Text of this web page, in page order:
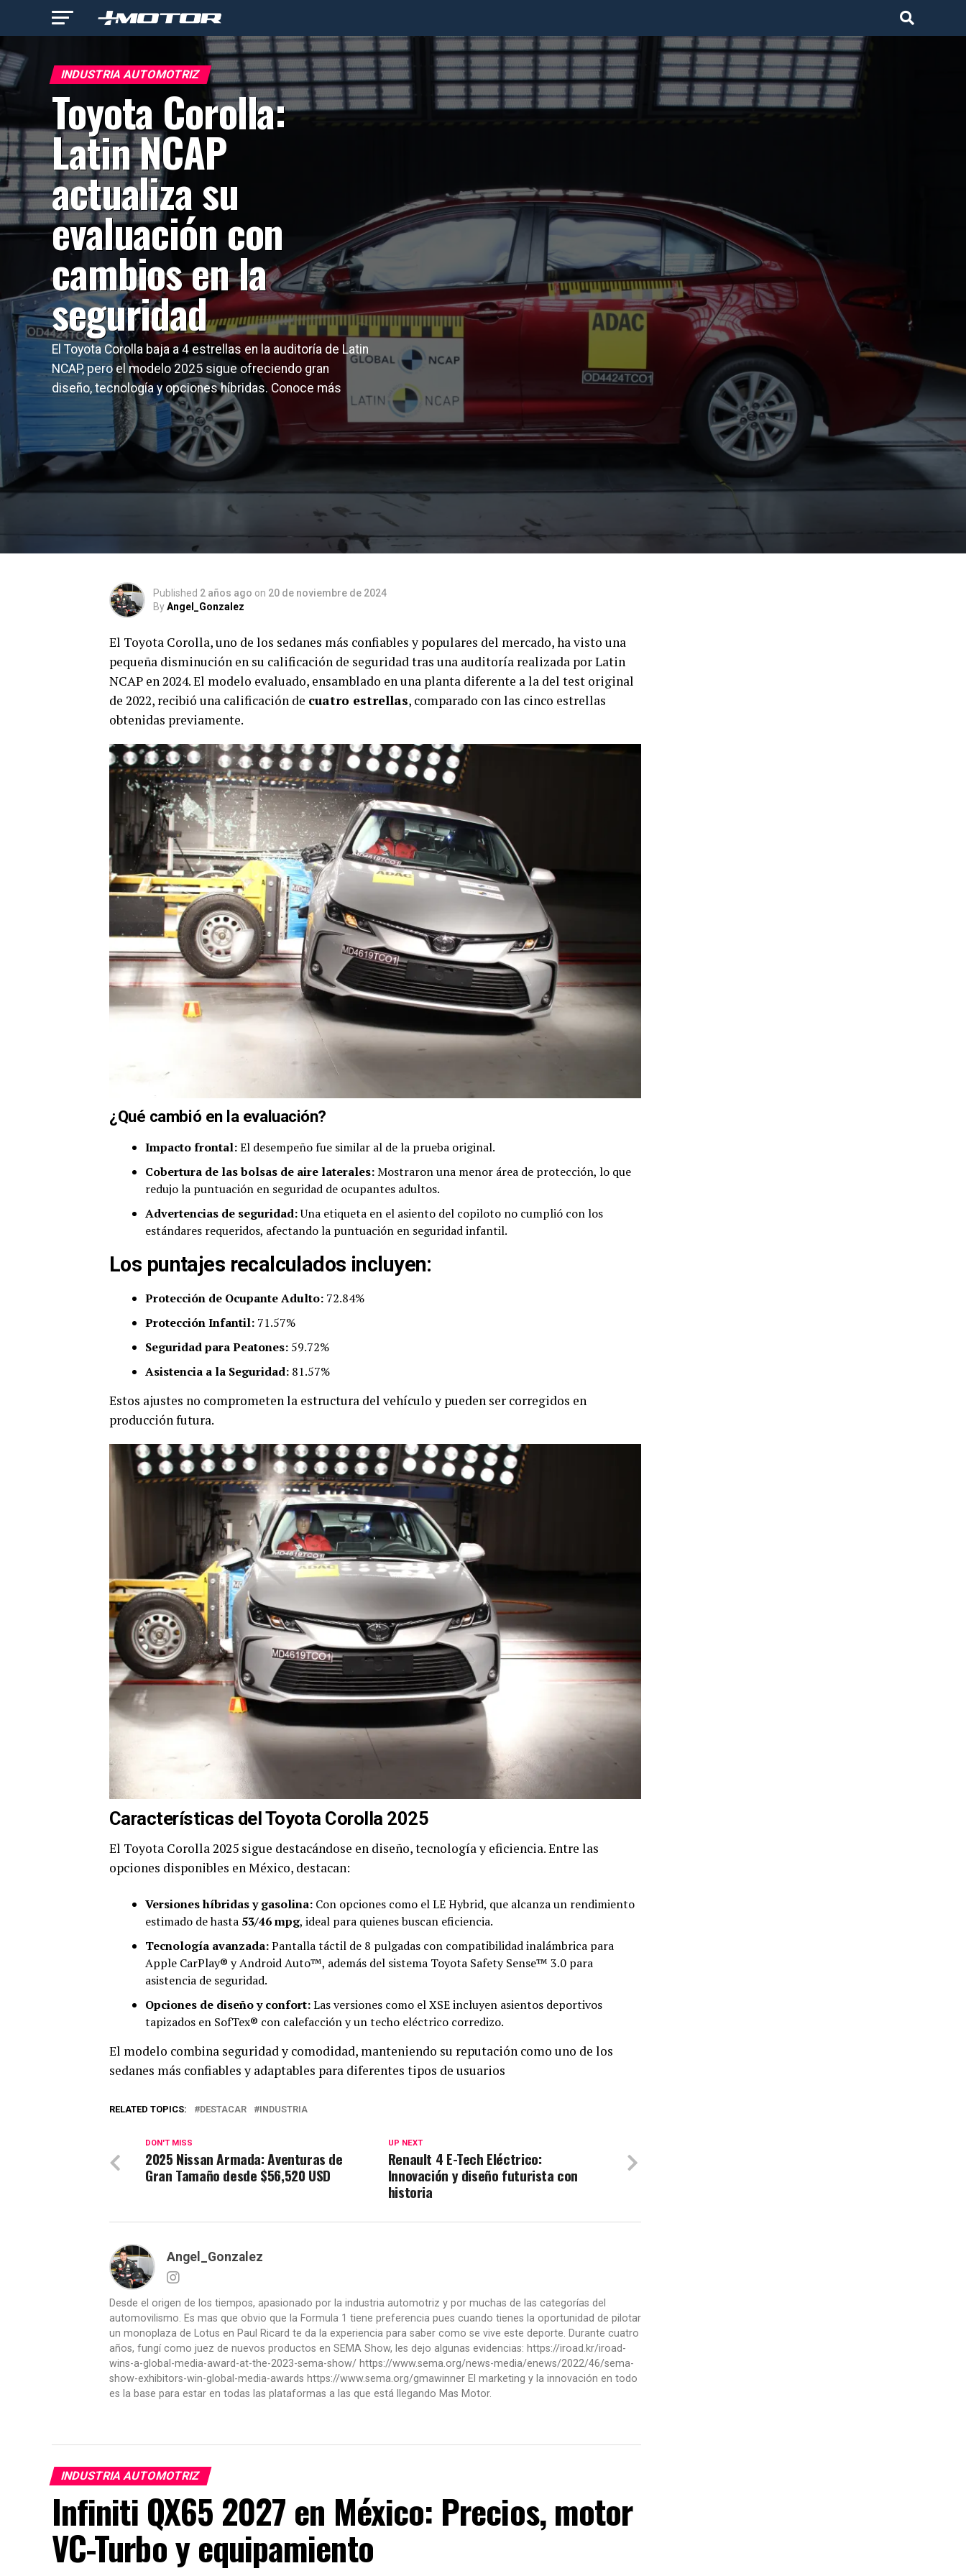
INDUSTRIA AUTOMOTRIZ
Toyota Corolla:
Latin NCAP
actualiza su
evaluación con
cambios en la
seguridad
El Toyota Corolla baja a 4 estrellas en la auditoría de Latin
NCAP, pero el modelo 2025 sigue ofreciendo gran
diseño, tecnología y opciones híbridas. Conoce más
Published 2 años ago on 20 de noviembre de 2024
ByAngel_Gonzalez
El Toyota Corolla, uno de los sedanes más confiables y populares del mercado, ha visto una
pequeña disminución en su calificación de seguridad tras una auditoría realizada por Latin
NCAP en 2024. El modelo evaluado, ensamblado en una planta diferente a la del test original
de 2022, recibió una calificación de cuatro estrellas, comparado con las cinco estrellas
obtenidas previamente.
¿Qué cambió en la evaluación?
Impacto frontal:El desempeño fue similar al de la prueba original.
Cobertura de las bolsas de aire laterales:Mostraron una menor área de protección, lo que
redujo la puntuación en seguridad de ocupantes adultos.
Advertencias de seguridad:Una etiqueta en el asiento del copiloto no cumplió con los
estándares requeridos, afectando la puntuación en seguridad infantil.
Los puntajes recalculados incluyen:
Protección de Ocupante Adulto: 72.84%
Protección Infantil: 71.57%
Seguridad para Peatones: 59.72%
Asistencia a la Seguridad: 81.57%
Estos ajustes no comprometen la estructura del vehículo y pueden ser corregidos en
producción futura.
Características del Toyota Corolla 2025
El Toyota Corolla 2025 sigue destacándose en diseño, tecnología y eficiencia. Entre las
opciones disponibles en México, destacan:
Versiones híbridas y gasolina: Con opciones como el LE Hybrid, que alcanza un rendimiento
estimado de hasta 53/46 mpg, ideal para quienes buscan eficiencia.
Tecnología avanzada:Pantalla táctil de 8 pulgadas con compatibilidad inalámbrica para
Apple CarPlay® y Android Auto™, además del sistema Toyota Safety Sense™ 3.0 para
asistencia de seguridad.
Opciones de diseño y confort:Las versiones como el XSE incluyen asientos deportivos
tapizados en SofTex® con calefacción y un techo eléctrico corredizo.
El modelo combina seguridad y comodidad, manteniendo su reputación como uno de los
sedanes más confiables y adaptables para diferentes tipos de usuarios
RELATED TOPICS: DESTACAR INDUSTRIA
UP NEXT
Renault 4 E-Tech Eléctrico:
Innovación y diseño futurista con
historia
DON'T MISS
2025 Nissan Armada: Aventuras de
Gran Tamaño desde $56,520 USD
Angel_Gonzalez
Desde el origen de los tiempos, apasionado por la industria automotriz y por muchas de las categorías del
automovilismo. Es mas que obvio que la Formula 1 tiene preferencia pues cuando tienes la oportunidad de pilotar
un monoplaza de Lotus en Paul Ricard te da la experiencia para saber como se vive este deporte. Durante cuatro
años, fungí como juez de nuevos productos en SEMA Show, les dejo algunas evidencias: https://iroad.kr/iroad-
wins-a-global-media-award-at-the-2023-sema-show/ https://www.sema.org/news-media/enews/2022/46/sema-
show-exhibitors-win-global-media-awards https://www.sema.org/gmawinner El marketing y la innovación en todo
es la base para estar en todas las plataformas a las que está llegando Mas Motor.
INDUSTRIA AUTOMOTRIZ
Infiniti QX65 2027 en México: Precios, motor
VC-Turbo y equipamiento